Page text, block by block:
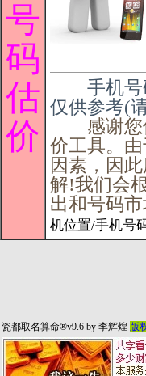
号
码
估
价
手机号码
仅供参考(
感谢您使
价工具。
因素，因
解!我们会
出和号码市
机位置/手机号
瓷都取名算命®v9.6 by 李辉煌 版